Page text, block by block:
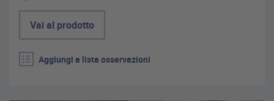
Vai al prodotto
Aggiungi a lista osservazioni